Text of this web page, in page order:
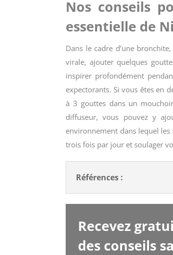
Nos conseils
essentielle de
Dans le cadre d’une
virale, ajouter quelques
inspirer profondément
expectorants. Si vous êtes en
à 3 gouttes dans un
diffuseur, vous pouvez y
environnement dans lequel les
trois fois par jour et soulager
Références :
Recevez
des conseils